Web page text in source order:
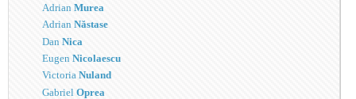
AdrianMurea
AdrianNăstase
DanNica
EugenNicolaescu
VictoriaNuland
GabrielOprea